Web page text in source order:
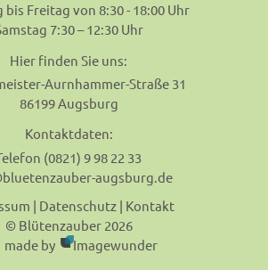
bis Freitag von 8:30 - 18:00 Uhr
7:30 – 12:30 Uhr
Hier finden Sie uns:
Aurnhammer-Straße 31
86199 Augsburg
Kontaktdaten:
(0821) 9 98 22 33
augsburg.de
| Datenschutz | Kontakt
© Blütenzauber 2026
made by
Imagewunder